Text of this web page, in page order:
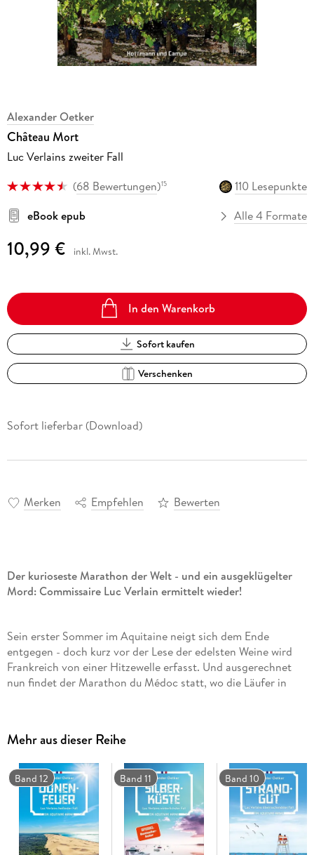
Alexander Oetker
Château Mort
Luc Verlains zweiter Fall
(68 Bewertungen)15
110 Lesepunkte
eBook epub
Alle 4 Formate
10,99 € inkl. Mwst.
In den Warenkorb
Sofort kaufen
Verschenken
Sofort lieferbar (Download)
Merken Empfehlen Bewerten
Der kurioseste Marathon der Welt - und ein ausgeklügelter
Mord: Commissaire Luc Verlain ermittelt wieder!
Sein erster Sommer im Aquitaine neigt sich dem Ende
entgegen - doch kurz vor der Lese der edelsten Weine wird
Frankreich von einer Hitzewelle erfasst. Und ausgerechnet
nun findet der Marathon du Médoc statt, wo die Läufer in
geheimnisvollen Italienreise wieder ins Aquitaine zurückkehrt.
Gemeinsam stehen sie im Schlossgarten von Lucs bestem
Freund Richard, der die Marathonläufer mit einem feinen
Rotwein verköstigt.
Plötzlich brechen einige Sportler zusammen, ein Politiker
kommt nur knapp mit dem Leben davon und ausgerechnet
Mehr aus dieser Reihe
Band 12 Band 11 Band 10